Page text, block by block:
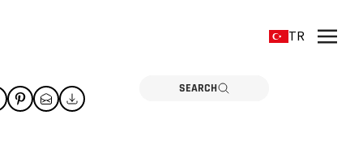
SEARCH
TR